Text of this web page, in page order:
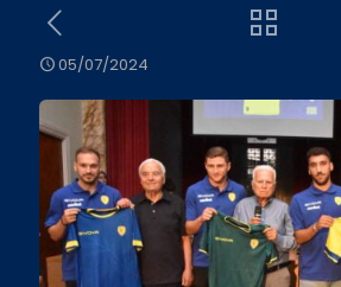
05/07/2024